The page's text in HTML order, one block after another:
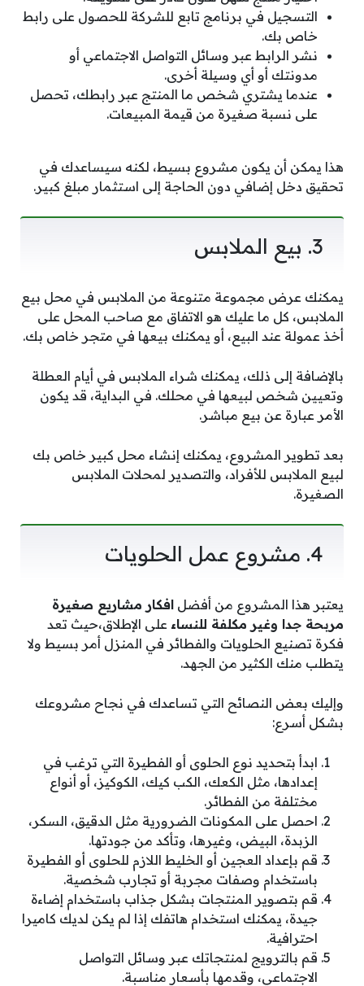
التسجيل في برنامج تابع للشركة للحصول على رابط
خاص بك.
نشر الرابط عبر وسائل التواصل الاجتماعي أو
مدونتك أو أي وسيلة أخرى.
عندما يشتري شخص ما المنتج عبر رابطك، تحصل
على نسبة صغيرة من قيمة المبيعات.
هذا يمكن أن يكون مشروع بسيط، لكنه سيساعدك في
تحقيق دخل إضافي دون الحاجة إلى استثمار مبلغ كبير.
3. بيع الملابس
يمكنك عرض مجموعة متنوعة من الملابس في محل بيع
الملابس، كل ما عليك هو الاتفاق مع صاحب المحل على
أخذ عمولة عند البيع، أو يمكنك بيعها في متجر خاص بك.
بالإضافة إلى ذلك، يمكنك شراء الملابس في أيام العطلة
وتعيين شخص لبيعها في محلك. في البداية، قد يكون
الأمر عبارة عن بيع مباشر.
بعد تطوير المشروع، يمكنك إنشاء محل كبير خاص بك
لبيع الملابس للأفراد، والتصدير لمحلات الملابس
الصغيرة.
4. مشروع عمل الحلويات
يعتبر هذا المشروع من أفضل افكار مشاريع صغيرة
مربحة جدا وغير مكلفة للنساء على الإطلاق،حيث تعد
فكرة تصنيع الحلويات والفطائر في المنزل أمر بسيط ولا
يتطلب منك الكثير من الجهد.
وإليك بعض النصائح التي تساعدك في نجاح مشروعك
بشكل أسرع:
ابدأ بتحديد نوع الحلوى أو الفطيرة التي ترغب في
إعدادها، مثل الكعك، الكب كيك، الكوكيز، أو أنواع
مختلفة من الفطائر.
احصل على المكونات الضرورية مثل الدقيق، السكر،
الزبدة، البيض، وغيرها، وتأكد من جودتها.
قم بإعداد العجين أو الخليط اللازم للحلوى أو الفطيرة
باستخدام وصفات مجربة أو تجارب شخصية.
قم بتصوير المنتجات بشكل جذاب باستخدام إضاءة
جيدة، يمكنك استخدام هاتفك إذا لم يكن لديك كاميرا
احترافية.
قم بالترويج لمنتجاتك عبر وسائل التواصل
الاجتماعي، وقدمها بأسعار مناسبة.